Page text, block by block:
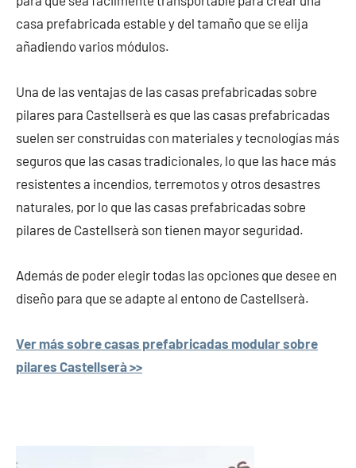
casa prefabricada estable y del tamaño que se elija
añadiendo varios módulos.
Una de las ventajas de las casas prefabricadas sobre
pilares para Castellserà es que las casas prefabricadas
suelen ser construidas con materiales y tecnologías más
seguros que las casas tradicionales, lo que las hace más
resistentes a incendios, terremotos y otros desastres
naturales, por lo que las casas prefabricadas sobre
pilares de Castellserà son tienen mayor seguridad.
Además de poder elegir todas las opciones que desee en
diseño para que se adapte al entono de Castellserà.
Ver más sobre casas prefabricadas modular sobre
pilares Castellserà >>